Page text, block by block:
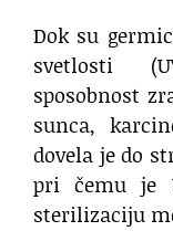
Dok su
svetlosti
sposobnost
sunca,
dovela je do
pri čemu je
sterilizaciju